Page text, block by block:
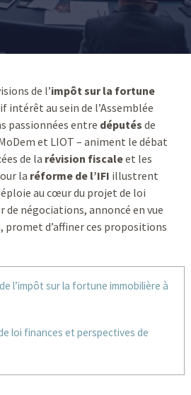
de l’impôt sur la fortune
intérêt au sein de l’Assemblée
passionnées entre députés de
et LIOT – animent le débat
de la révision fiscaleet les
la réforme de l’IFI illustrent
au cœur du projet de loi
de négociations, annoncé en vue
promet d’affiner ces propositions
l’impôt sur la fortune immobilière à
loi finances et perspectives de